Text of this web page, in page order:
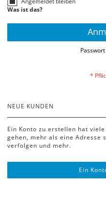
Was ist das?
NEUE KUNDEN
Ein Konto zu erstellen hat
gehen, mehr als eine Adresse
verfolgen und mehr.
Ein